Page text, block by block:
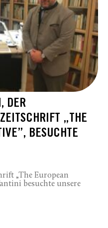
DER
„THE
BESUCHTE
„The European
besuchte unsere